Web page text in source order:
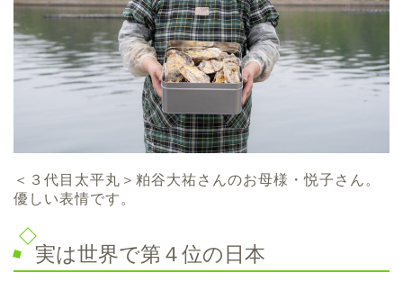
＜３代目太平丸＞粕谷大祐さんのお母様・悦子さん。
優しい表情です。
実は世界で第４位の日本